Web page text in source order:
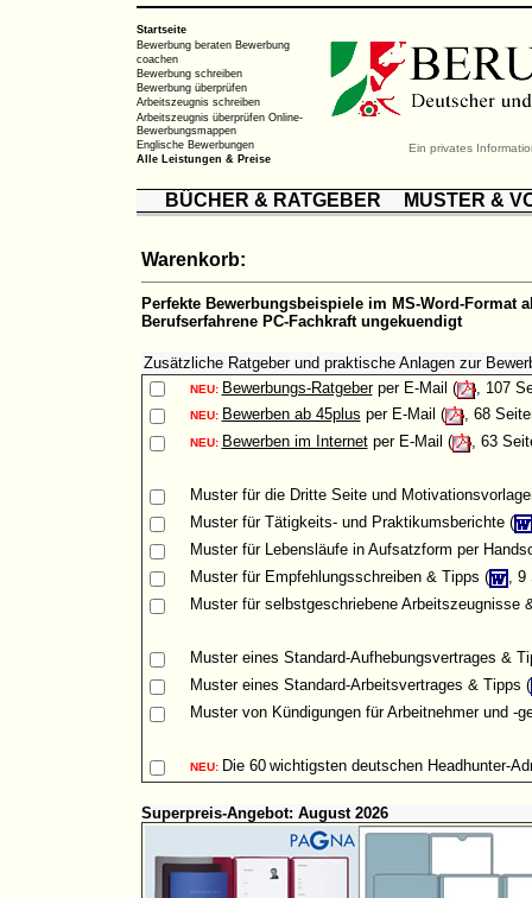
Startseite
Bewerbung beraten Bewerbung
coachen
Bewerbung schreiben
Bewerbung überprüfen
Arbeitszeugnis schreiben
Arbeitszeugnis überprüfen Online-
Bewerbungsmappen
Englische Bewerbungen
Alle Leistungen & Preise
Ein privates
BÜCHER & RATGEBER MUSTER &
Warenkorb:
Perfekte Bewerbungsbeispiele im MS-Word-Format
Berufserfahrene PC-Fachkraft ungekuendigt
Zusätzliche Ratgeber und praktische Anlagen zur
NEU: Bewerbungs-Ratgeberper E-Mail ( , 107
NEU: Bewerben ab 45plus per E-Mail ( , 68
NEU: Bewerben im Internetper E-Mail ( , 63
Musterfür die Dritte Seite und
Musterfür Tätigkeits- und Praktikumsberichte (
Musterfür Lebensläufe in Aufsatzform per
Muster für Empfehlungsschreiben & Tipps (
, 9
Muster für selbstgeschriebene Arbeitszeugnisse
Muster eines Standard-Aufhebungsvertrages &
Muster eines Standard-Arbeitsvertrages & Tipps (
Muster von Kündigungen für Arbeitnehmer und -
NEU: Die 60 wichtigsten deutschen Headhunter-
Superpreis-Angebot: August 2026